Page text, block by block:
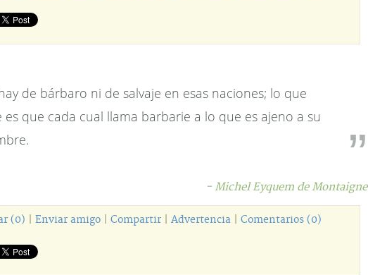
de bárbaro ni de salvaje en esas naciones; lo que
es que cada cual llama barbarie a lo que es ajeno a su
- Michel Eyquem de Montaigne
(0) Enviar amigo Compartir Advertencia Comentarios (0)